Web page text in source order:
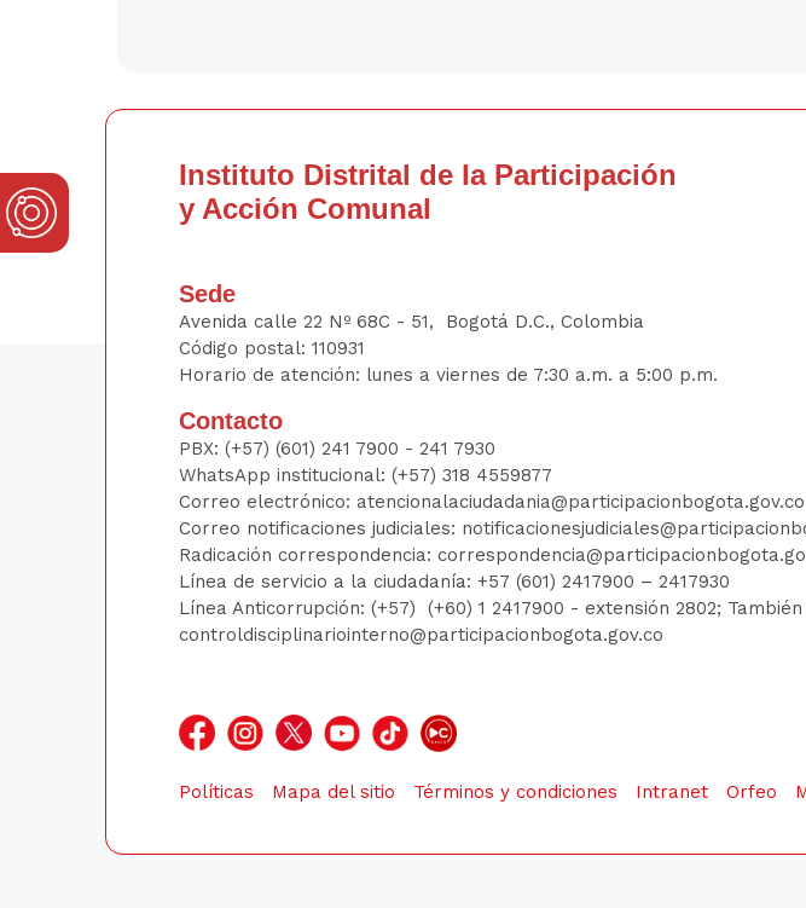
Instituto Distrital de la Participación
y Acción Comunal
Sede
Avenida calle 22 Nº 68C - 51, Bogotá D.C., Colombia
Código postal: 110931
Horario de atención: lunes a viernes de 7:30 a.m. a 5:00 p.m.
Contacto
PBX: (+57) (601) 241 7900 - 241 7930
WhatsApp institucional: (+57) 318 4559877
Correo electrónico: atencionalaciudadania@participacionbogota.gov.co
Correo notificaciones judiciales:
Radicación correspondencia:
Línea de servicio a la ciudadanía: +57 (601) 2417900 – 2417930
Línea Anticorrupción: (+57)
(+60) 1 2417900 - extensión 2802;
controldisciplinariointerno@participacionbogota.gov.co
Políticas Mapa del sitio Términos y condiciones Intranet Orfeo